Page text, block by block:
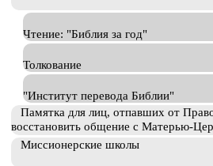
Чтение: "Библия за год"
Толкование
"Институт перевода Библии"
Памятка для лиц, отпавших от
восстановить общение с Матерью-
Миссионерские школы